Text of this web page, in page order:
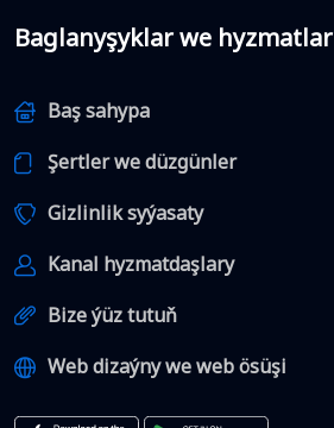
Baglanyşyklar we hyzmatlar
Baş sahypa
Şertler we düzgünler
Gizlinlik syýasaty
Kanal hyzmatdaşlary
Bize ýüz tutuň
Web dizaýny we web ösüşi